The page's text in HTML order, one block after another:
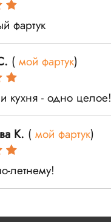
фартук
( мой фартук)
кухня - одно целое!
К. ( мой фартук)
летнему!